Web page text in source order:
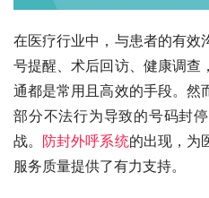
在医疗行业中，与患者的有效
号提醒、术后回访、健康调查
通都是常用且高效的手段。然
部分不法行为导致的号码封
战。 防封外呼系统的出现，为
服务质量提供了有力支持。